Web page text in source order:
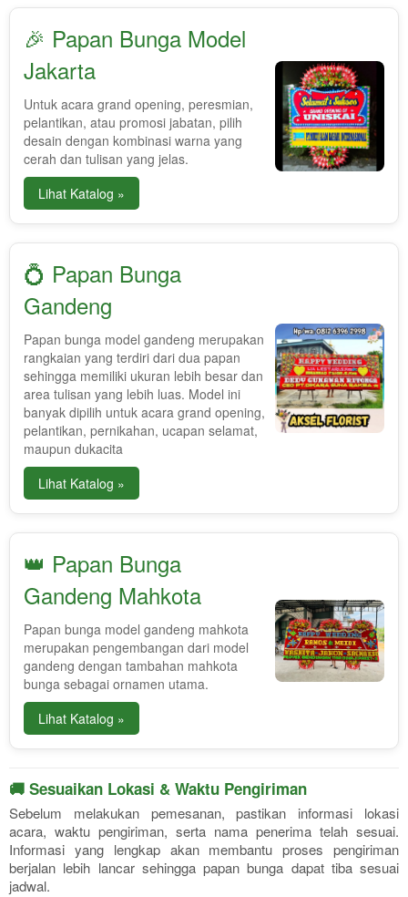
🎉 Papan Bunga Model
Jakarta
Untuk acara grand opening, peresmian,
pelantikan, atau promosi jabatan, pilih
desain dengan kombinasi warna yang
cerah dan tulisan yang jelas.
Lihat Katalog »
💍 Papan Bunga
Gandeng
Papan bunga model gandeng merupakan
rangkaian yang terdiri dari dua papan
sehingga memiliki ukuran lebih besar dan
area tulisan yang lebih luas. Model ini
banyak dipilih untuk acara grand opening,
pelantikan, pernikahan, ucapan selamat,
maupun dukacita
Lihat Katalog »
👑 Papan Bunga
Gandeng Mahkota
Papan bunga model gandeng mahkota
merupakan pengembangan dari model
gandeng dengan tambahan mahkota
bunga sebagai ornamen utama.
Lihat Katalog »
🚚 Sesuaikan Lokasi & Waktu Pengiriman
Sebelum melakukan pemesanan, pastikan informasi lokasi
acara, waktu pengiriman, serta nama penerima telah sesuai.
Informasi yang lengkap akan membantu proses pengiriman
berjalan lebih lancar sehingga papan bunga dapat tiba sesuai
jadwal.